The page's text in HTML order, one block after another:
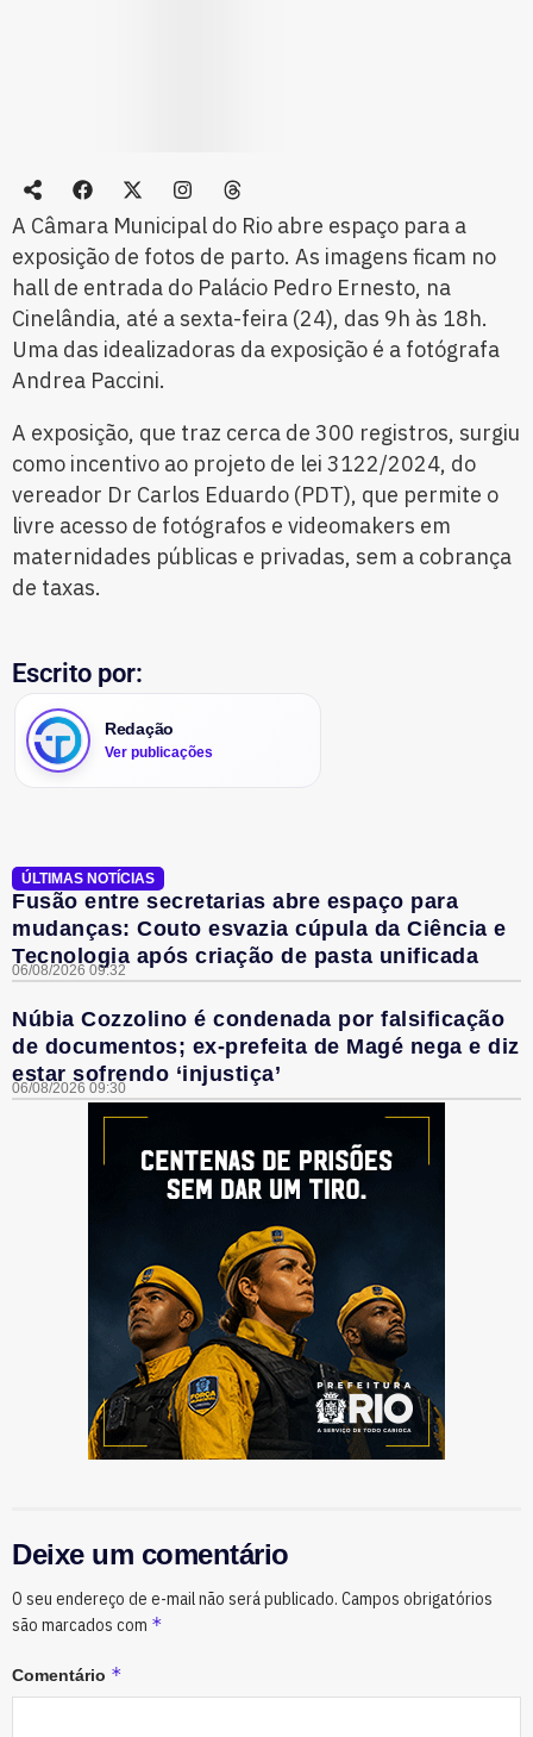
A Câmara Municipal do Rio abre espaço para a
exposição de fotos de parto. As imagens ficam no
hall de entrada do Palácio Pedro Ernesto, na
Cinelândia, até a sexta-feira (24), das 9h às 18h.
Uma das idealizadoras da exposição é a fotógrafa
Andrea Paccini.
A exposição, que traz cerca de 300 registros, surgiu
como incentivo ao projeto de lei 3122/2024, do
vereador Dr Carlos Eduardo (PDT), que permite o
livre acesso de fotógrafos e videomakers em
maternidades públicas e privadas, sem a cobrança
de taxas.
Escrito por:
Redação
Ver publicações
ÚLTIMAS NOTÍCIAS
Fusão entre secretarias abre espaço para
mudanças: Couto esvazia cúpula da Ciência e
Tecnologia após criação de pasta unificada
06/08/2026 09:32
Núbia Cozzolino é condenada por falsificação
de documentos; ex-prefeita de Magé nega e diz
estar sofrendo ‘injustiça’
06/08/2026 09:30
Deixe um comentário
O seu endereço de e-mail não será publicado. Campos obrigatórios
são marcados com *
Comentário *